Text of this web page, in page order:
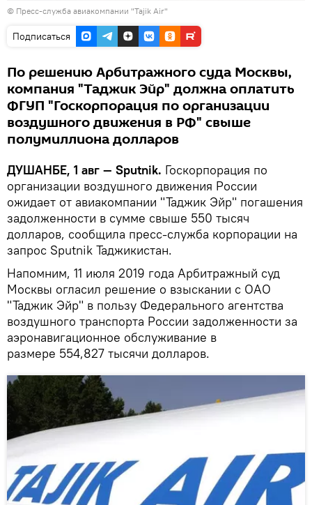
© Пресс-служба авиакомпании "Tajik Air"
Подписаться
По решению Арбитражного суда Москвы,
компания "Таджик Эйр" должна оплатить
ФГУП "Госкорпорация по организации
воздушного движения в РФ" свыше
полумиллиона долларов
ДУШАНБЕ, 1 авг — Sputnik. Госкорпорация по
организации воздушного движения России
ожидает от авиакомпании "Таджик Эйр" погашения
задолженности в сумме свыше 550 тысяч
долларов, сообщила пресс-служба корпорации на
запрос Sputnik Таджикистан.
Напомним, 11 июля 2019 года Арбитражный суд
Москвы огласил решение о взыскании с ОАО
"Таджик Эйр" в пользу Федерального агентства
воздушного транспорта России задолженности за
аэронавигационное обслуживание в
размере 554,827 тысячи долларов.